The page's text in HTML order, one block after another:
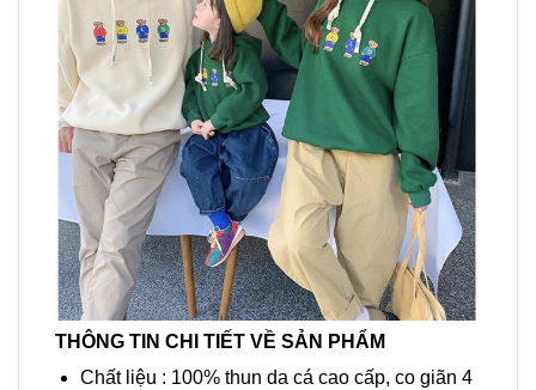
THÔNG TIN CHI TIẾT VỀ SẢN PHẨM
Chất liệu : 100% thun da cá cao cấp, co giãn 4